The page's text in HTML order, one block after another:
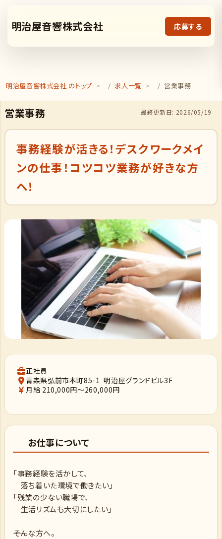
明治屋音響株式会社 応募する
明治屋音響株式会社 のトップ 求人一覧 営業事務
最終更新日: 2026/05/19
営業事務
事務経験が活きる！デスクワークメイ
ンの仕事！コツコツ業務が好きな方
へ！
正社員
青森県弘前市本町85-1 明治屋グランドビル3F
月給 210,000円～260,000円
お仕事について
「事務経験を活かして、
落ち着いた環境で働きたい」
「残業の少ない職場で、
生活リズムも大切にしたい」
――そんな方へ。